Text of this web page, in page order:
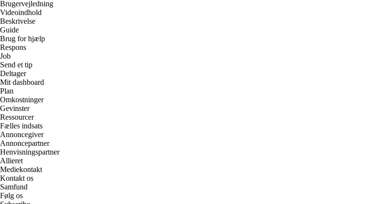
Brugervejledning
Videoindhold
Beskrivelse
Guide
Brug for hjælp
Respons
Job
Send et tip
Deltager
Mit dashboard
Plan
Omkostninger
Gevinster
Ressourcer
Fælles indsats
Annoncegiver
Annoncepartner
Henvisningspartner
Allieret
Mediekontakt
Kontakt os
Samfund
Følg os